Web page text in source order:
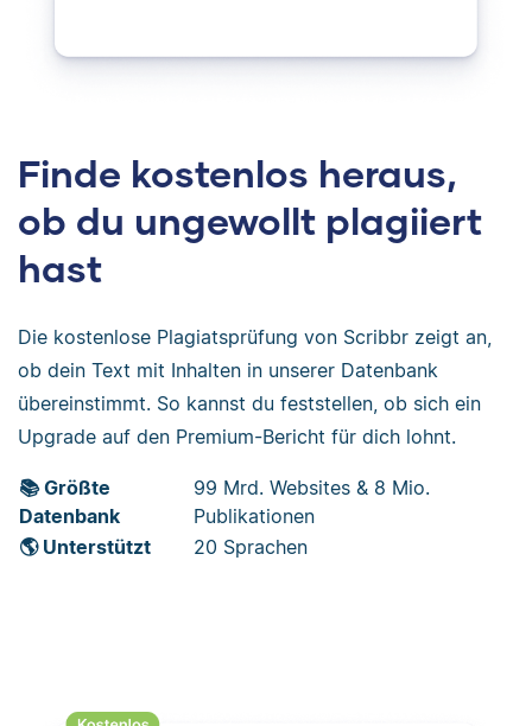
Finde kostenlos heraus,
ob du ungewollt plagiiert
hast
Die kostenlose Plagiatsprüfung von Scribbr zeigt an,
ob dein Text mit Inhalten in unserer Datenbank
übereinstimmt. So kannst du feststellen, ob sich ein
Upgrade auf den Premium-Bericht für dich lohnt.
📚 Größte
Datenbank
99 Mrd. Websites & 8 Mio.
Publikationen
🌎 Unterstützt
20 Sprachen